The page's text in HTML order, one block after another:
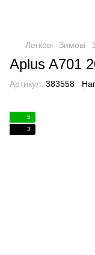
Легкові Зимові
Aplus A701
Артикул: 383558
5
3